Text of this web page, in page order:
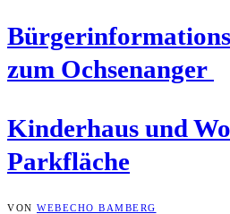
zum Ochsenanger
Kin­der­haus und
Parkfläche
VON WEBECHO BAMBERG